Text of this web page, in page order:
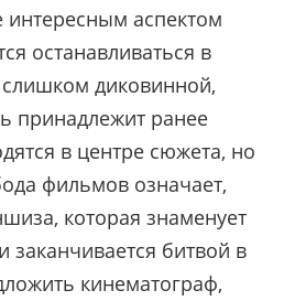
интересным аспектом
останавливаться в
слишком диковинной,
принадлежит ранее
в центре сюжета, но
фильмов означает,
которая знаменует
заканчивается битвой в
кинематограф,